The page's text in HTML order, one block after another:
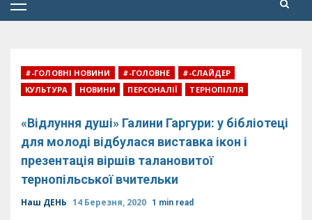
Primary
#-ГОЛОВНІ НОВИНИ #-ГОЛОВНЕ
#-СЛАЙДЕР
КУЛЬТУРА
НОВИНИ ПЕРСОНАЛІЇ ТЕРНОПІЛЛЯ
«Відлуння душі» Галини Гаргури: у бібліотеці
для молоді відбулася виставка ікон і
презентація віршів талановитої
тернопільської вчительки
Наш ДЕНЬ 14 Березня, 2020 1 min read